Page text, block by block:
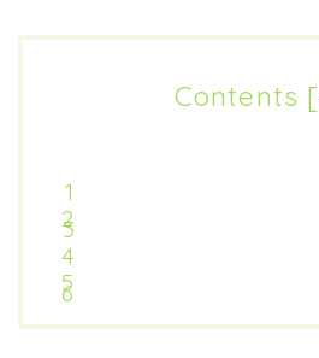
Contents [